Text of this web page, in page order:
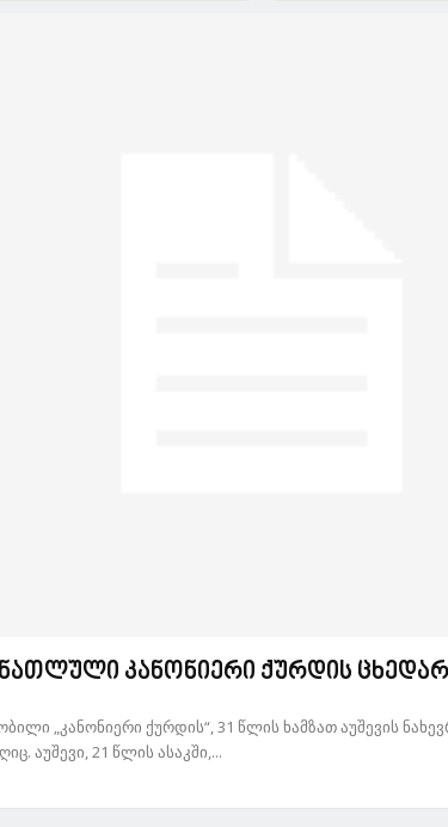
კანონიერი ქურდის
„კანონიერი ქურდის“, 31 წლის ხამზათ აუშევის
აუშევი, 21 წლის ასაკში,...